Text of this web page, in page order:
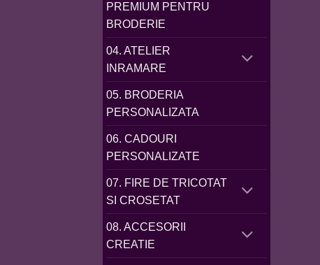
PREMIUM PENTRU
BRODERIE
04. ATELIER
INRAMARE
05. BRODERIA
PERSONALIZATA
06. CADOURI
PERSONALIZATE
07. FIRE DE TRICOTAT
SI CROSETAT
08. ACCESORII
CREATIE